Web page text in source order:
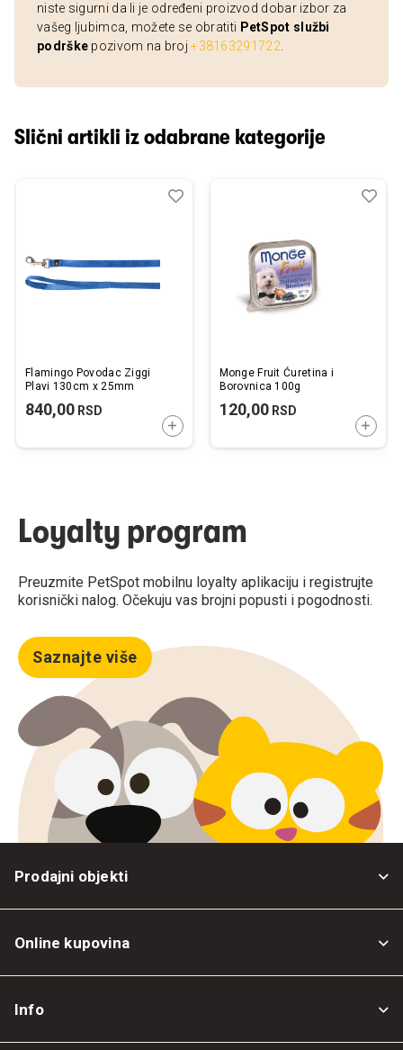
niste sigurni da li je određeni proizvod dobar izbor za
vašeg ljubimca, možete se obratiti PetSpot službi
podrške pozivom na broj+38163291722
Slični artikli iz odabrane kategorije
Flamingo Povodac Ziggi
Plavi 130cm x 25mm
840,00 RSD
DODAJTE U KORPU
Dodaj
Uporedi
Monge Fruit Ćuretina i
Borovnica 100g
120,00RSD
Loyalty program
Preuzmite PetSpot mobilnu loyalty aplikaciju i registrujte
korisnički nalog. Očekuju vas brojni popusti i pogodnosti.
Saznajte više
Prodajni objekti
Online kupovina
Info